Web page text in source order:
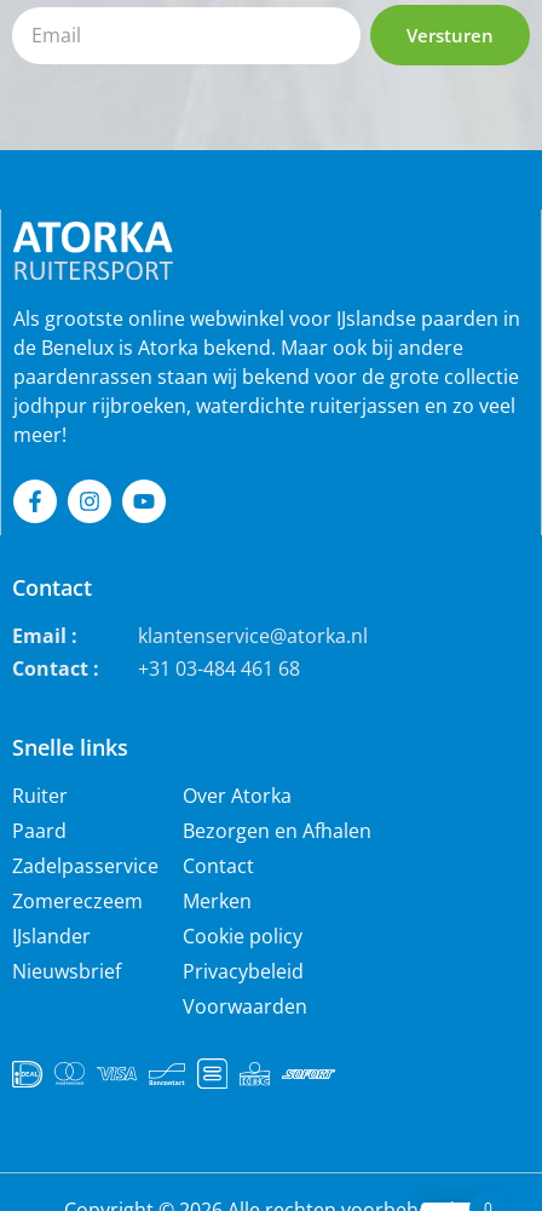
Versturen
Snelle links
Ruiter
Paard
Zadelpasservice
Zomereczeem
IJslander
Nieuwsbrief
Over Atorka
Bezorgen en Afhalen
Contact
Merken
Cookie policy
Privacybeleid
Voorwaarden
Als grootste online webwinkel voor IJslandse paarden in
de Benelux is Atorka bekend. Maar ook bij andere
paardenrassen staan wij bekend voor de grote collectie
jodhpur rijbroeken, waterdichte ruiterjassen en zo veel
meer!
Contact
Email :
klantenservice@atorka.nl
Contact :
+31 03-484 461 68